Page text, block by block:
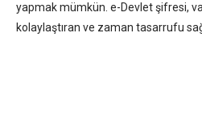
yapmak mümkün. e-Devlet şifresi,
kolaylaştıran ve zaman tasarrufu